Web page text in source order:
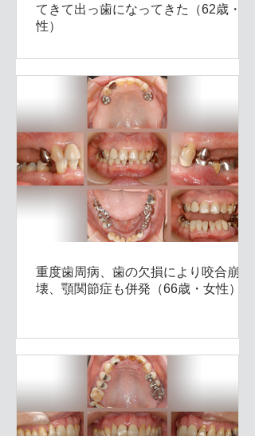
てきて出っ歯になってきた（62歳・女
性）
重度歯周病、歯の欠損により咬合崩
壊、顎関節症も併発（66歳・女性）